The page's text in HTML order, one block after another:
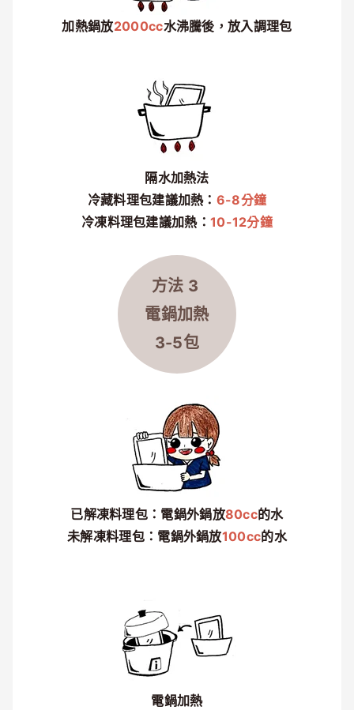
加熱鍋放2000cc水沸騰後，放入調理包
隔水加熱法
冷藏料理包建議加熱： 6-8分鐘
冷凍料理包建議加熱： 10-12分鐘
方法 3
電鍋加熱
3-5包
已解凍料理包：電鍋外鍋放80cc的水
未解凍料理包：電鍋外鍋放100cc的水
電鍋加熱